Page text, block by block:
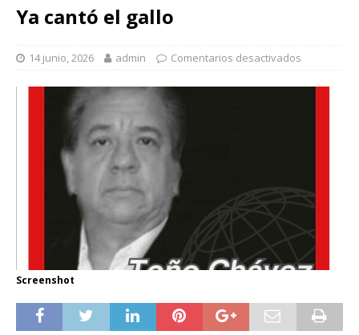
Ya cantó el gallo
14 junio, 2026 admin Comentarios desactivados
Screenshot